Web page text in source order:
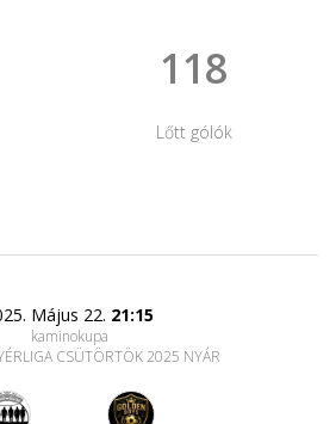
118
Lőtt gólók
Május 22. 21:15
kaminokupa
CSÜTÖRTÖK 2025 NYÁR